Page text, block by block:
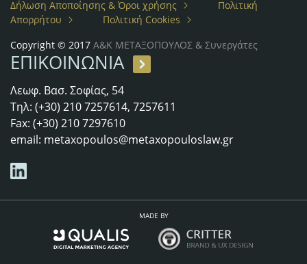
Δήλωση Αποποίησης & Όροι χρήσης
Πολιτική
Απορρήτου
Πολιτική Cookies
Copyright © 2017 Α&Κ ΜΕΤΑΞΟΠΟΥΛΟΣ & Συνεργάτες
ΕΠΙΚΟΙΝΩΝΙΑ
Λεωφ. Βασ. Σοφίας, 54
Τηλ: (+30) 210 7257614, 7257611
Fax: (+30) 210 7297610
email: metaxopoulos@metaxopouloslaw.gr
MADE BY